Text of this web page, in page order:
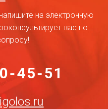
на электронную
вас по
45-51